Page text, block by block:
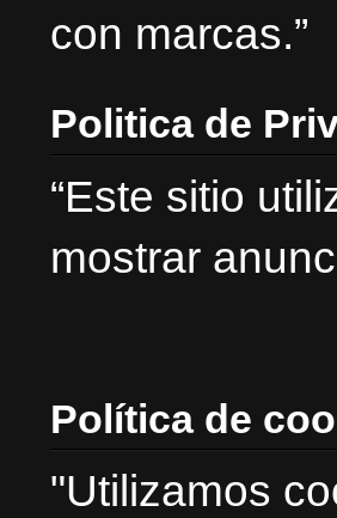
con marcas.”
Politica de
“Este sitio
mostrar
Política de
"Utilizamos